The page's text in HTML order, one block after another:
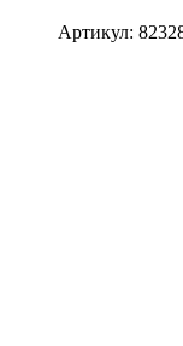
Артикул: